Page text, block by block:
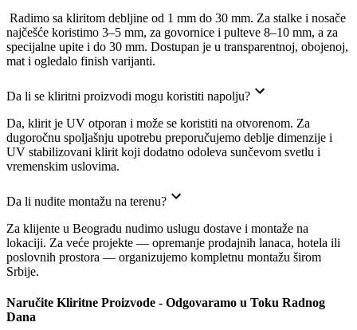
Radimo sa kliritom debljine od 1 mm do 30 mm. Za stalke i nosače
najčešće koristimo 3–5 mm, za govornice i pulteve 8–10 mm, a za
specijalne upite i do 30 mm. Dostupan je u transparentnoj, obojenoj,
mat i ogledalo finish varijanti.
Da li se kliritni proizvodi mogu koristiti napolju?
Da, klirit je UV otporan i može se koristiti na otvorenom. Za
dugoročnu spoljašnju upotrebu preporučujemo deblje dimenzije i
UV stabilizovani klirit koji dodatno odoleva sunčevom svetlu i
vremenskim uslovima.
Da li nudite montažu na terenu?
Za klijente u Beogradu nudimo uslugu dostave i montaže na
lokaciji. Za veće projekte — opremanje prodajnih lanaca, hotela ili
poslovnih prostora — organizujemo kompletnu montažu širom
Srbije.
Naručite Kliritne Proizvode - Odgovaramo u Toku Radnog
Dana